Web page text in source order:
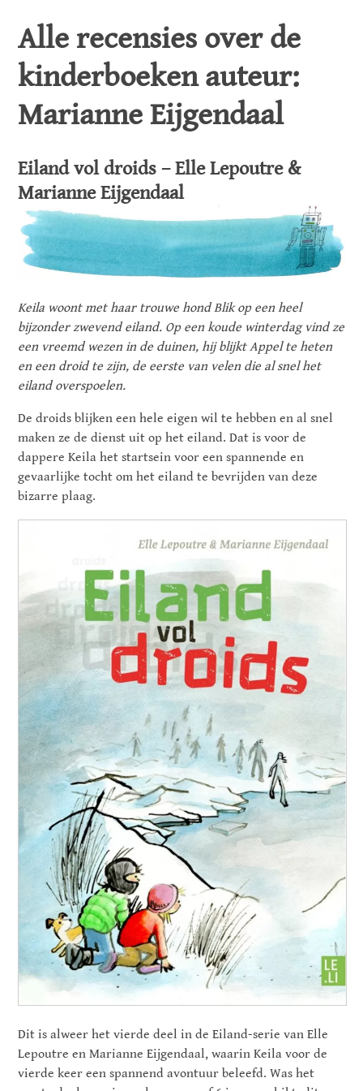
Alle recensies over de
kinderboeken auteur:
Marianne Eijgendaal
Eiland vol droids – Elle Lepoutre &
Marianne Eijgendaal
Keila woont met haar trouwe hond Blik op een heel
bijzonder zwevend eiland. Op een koude winterdag vind ze
een vreemd wezen in de duinen, hij blijkt Appel te heten
en een droid te zijn, de eerste van velen die al snel het
eiland overspoelen.
De droids blijken een hele eigen wil te hebben en al snel
maken ze de dienst uit op het eiland. Dat is voor de
dappere Keila het startsein voor een spannende en
gevaarlijke tocht om het eiland te bevrijden van deze
bizarre plaag.
Dit is alweer het vierde deel in de Eiland-serie van Elle
Lepoutre en Marianne Eijgendaal, waarin Keila voor de
vierde keer een spannend avontuur beleefd. Was het